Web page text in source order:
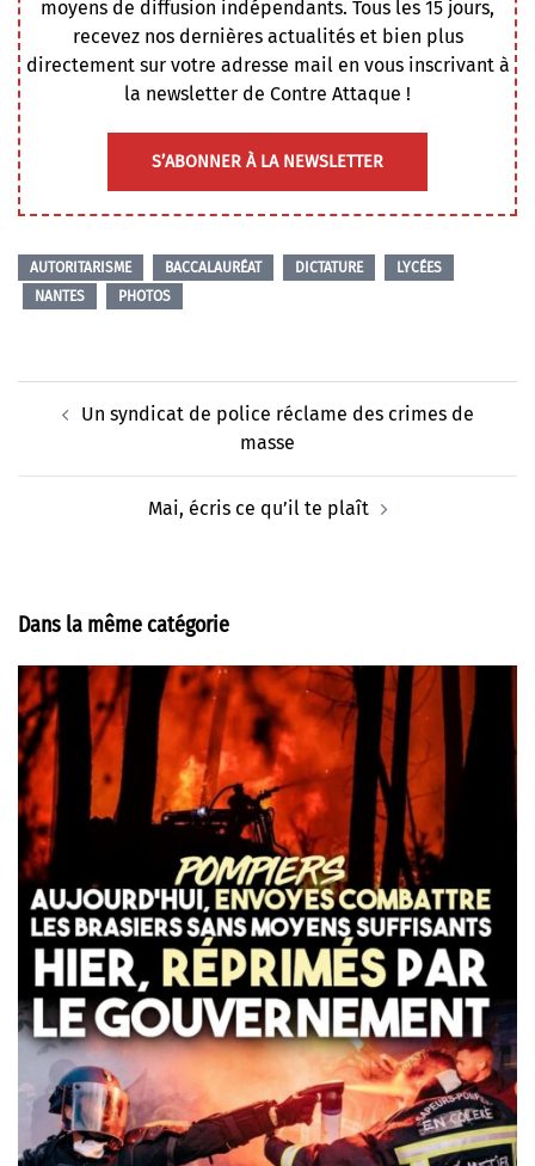
moyens de diffusion indépendants. Tous les 15 jours,
recevez nos dernières actualités et bien plus
directement sur votre adresse mail en vous inscrivant à
la newsletter de Contre Attaque !
S’ABONNER À LA NEWSLETTER
AUTORITARISME BACCALAURÉAT DICTATURE
LYCÉES
NANTES
PHOTOS
d’articleUn syndicat de police réclame des crimes de
masse
Mai, écris ce qu’il te plaît
Dans la même catégorie